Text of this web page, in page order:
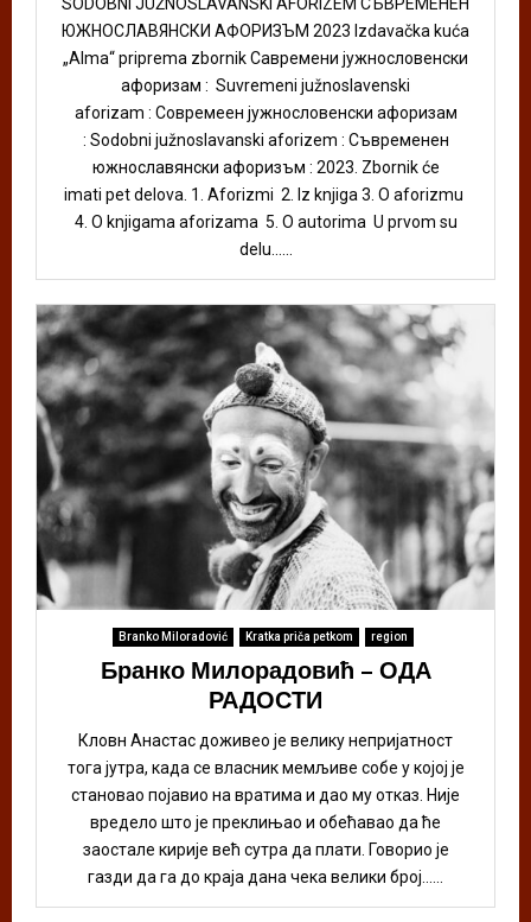
ЮЖНОСЛАВЯНСКИ АФОРИЗЪМ 2023 Izdavačka kuća
„Alma“ priprema zbornik Савремени jужнословенски
афоризам : Suvremeni južnoslavenski
aforizam : Совремеен јужнословенски афоризам
: Sodobni južnoslavanski aforizem : Съвременен
южнославянски афоризъм : 2023. Zbornik će
imati pet delova. 1. Aforizmi 2. Iz knjiga 3. O aforizmu
4. O knjigama aforizama 5. O autorima U prvom su
delu......
Branko Miloradović Kratka priča petkom region
Бранко Милорадовић – ОДА
РАДОСТИ
Кловн Анастас доживео је велику непријатност
тога јутра, када се власник мемљиве собе у којој је
становао појавио на вратима и дао му отказ. Није
вредело што је преклињао и обећавао да ће
заостале кирије већ сутра да плати. Говорио је
газди да га до краја дана чека велики број......